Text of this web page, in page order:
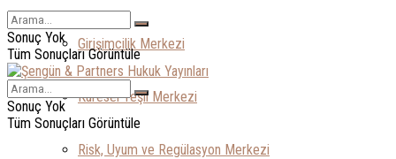
Girişimcilik Merkezi
Küresel Yeşil Merkezi
Risk, Uyum ve Regülasyon Merkezi
Sonuç Yok
Tüm Sonuçları Görüntüle
Sonuç Yok
Tüm Sonuçları Görüntüle